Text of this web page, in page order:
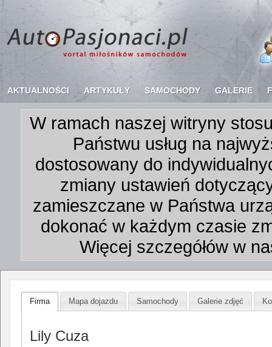
AKTUALNOŚCI ARTYKUŁY SAMOCHODY GALERIE
W ramach naszej witryny
Państwu usług na
dostosowany do
zmiany ustawień
zamieszczane w Państwa
dokonać w każdym czasie
Więcej szczegółów w
Firma Mapa dojazdu Samochody Galerie zdjęć
Lily Cuza